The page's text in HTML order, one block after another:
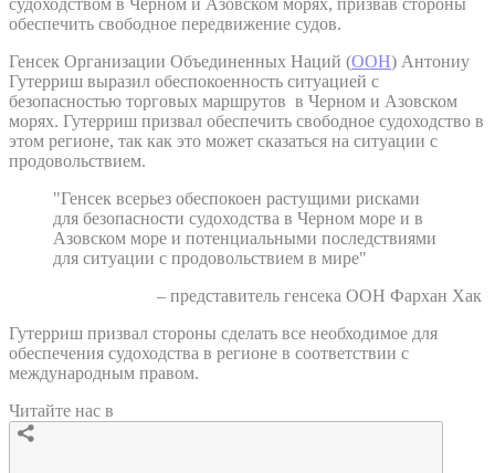
обеспечить свободное передвижение судов.
Генсек Организации Объединенных Наций (ООН) Антониу
Гутерриш выразил обеспокоенность ситуацией с
безопасностью торговых маршрутов в Черном и Азовском
морях. Гутерриш призвал обеспечить свободное судоходство в
этом регионе, так как это может сказаться на ситуации с
продовольствием.
"Генсек всерьез обеспокоен растущими рисками
для безопасности судоходства в Черном море и в
Азовском море и потенциальными последствиями
для ситуации с продовольствием в мире"
– представитель генсека ООН Фархан Хак
Гутерриш призвал стороны сделать все необходимое для
обеспечения судоходства в регионе в соответствии с
международным правом.
Читайте нас в